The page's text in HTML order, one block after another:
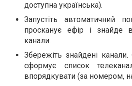
доступна українська).
Запустіть автоматичний
просканує ефір і знайде
канали.
Збережіть знайдені
сформує список
впорядкувати (за номером,